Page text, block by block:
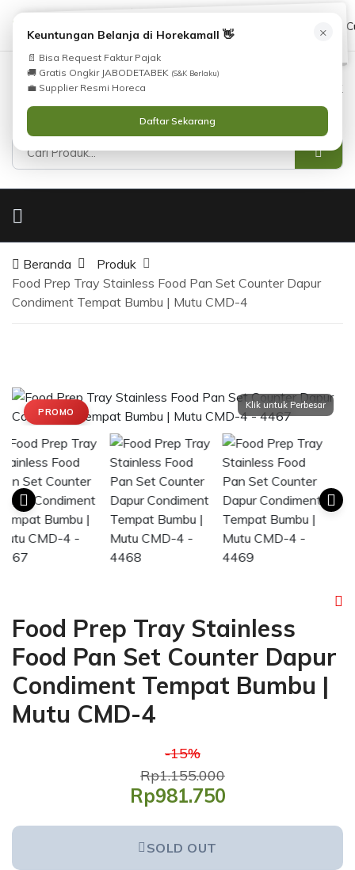
(021) 38783380 08551688000
Masuk
×
Keuntungan Belanja di Horekamall 👋
📄 Bisa Request Faktur Pajak
🚚 Gratis Ongkir JABODETABEK (S&K Berlaku)
💼 Supplier Resmi Horeca
Daftar Sekarang
Beranda
Produk
Food Prep Tray Stainless Food Pan Set Counter Dapur
Condiment Tempat Bumbu | Mutu CMD-4
PROMO
Food Prep Tray Stainless
Food Pan Set Counter Dapur
Condiment Tempat Bumbu |
Mutu CMD-4
-15%
Rp1.155.000
Rp981.750
SOLD OUT
i
Tidak Menemukan Produk yang Anda Cari?
Silahkan lihatKatalog
Hubungi Kami